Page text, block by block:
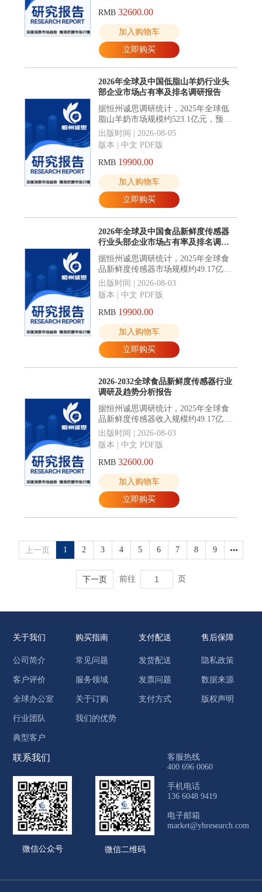
RMB32600.00
加入购物车
立即购买
2026年全球及中国低脂山羊奶行业头
部企业市场占有率及排名调研报告
据恒州诚思调研统计，2025年全球低
脂山羊奶市场规模约523.1亿元，预计
未来将持续保持平稳增长的态势，到
2032年市场规模将接近689.8亿元，未
来六年CAGR为4.0%。
出版时间 | 2026-08-05
版本 | 中文 PDF版
RMB 19900.00
加入购物车
立即购买
2026年全球及中国食品新鲜度传感器
行业头部企业市场占有率及排名调研
报告
据恒州诚思调研统计，2025年全球食
品新鲜度传感器市场规模约49.17亿
元，预计未来将持续保持平稳增长的
态势，到2032年市场规模将接近88.77
亿元，未来六年CAGR为8.8%。
出版时间 | 2026-08-03
版本 | 中文 PDF版
RMB 19900.00
加入购物车
立即购买
2026-2032全球食品新鲜度传感器行业
调研及趋势分析报告
据恒州诚思调研统计，2025年全球食
品新鲜度传感器收入规模约49.17亿
元，到2032年收入规模将接近88.77亿
元，2026-2032年CAGR为8.8%。
出版时间 | 2026-08-03
版本 | 中文 PDF版
RMB32600.00
加入购物车
立即购买
上一页 1 2 3 4 5 6 7 8 9
下一页 前往 页
关于我们
公司简介
客户评价
全球办公室
行业团队
典型客户
购买指南
常见问题
服务领域
关于订购
我们的优势
支付配送
发货配送
发票问题
支付方式
售后保障
隐私政策
数据来源
版权声明
联系我们
微信公众号 微信二维码
客服热线
400 696 0060
手机电话
136 6048 9419
电子邮箱
market@yhresearch.com